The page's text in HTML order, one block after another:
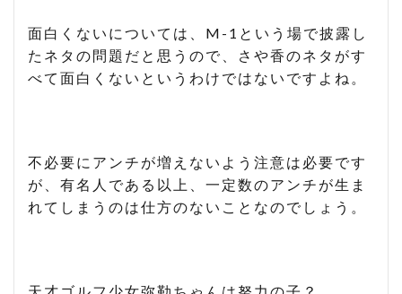
面白くないについては、M-1という場で披露し
たネタの問題だと思うので、さや香のネタがす
べて面白くないというわけではないですよね。
不必要にアンチが増えないよう注意は必要です
が、有名人である以上、一定数のアンチが生ま
れてしまうのは仕方のないことなのでしょう。